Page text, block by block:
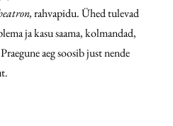
rahvapidu. Ühed tulevad
ja kasu saama, kolmandad,
aeg soosib just nende